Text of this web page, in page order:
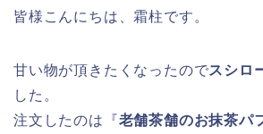
皆様こんにちは、霜柱です。
甘い物が頂きたくなったのでスシロ
した。
注文したのは『老舗茶舗のお抹茶パ